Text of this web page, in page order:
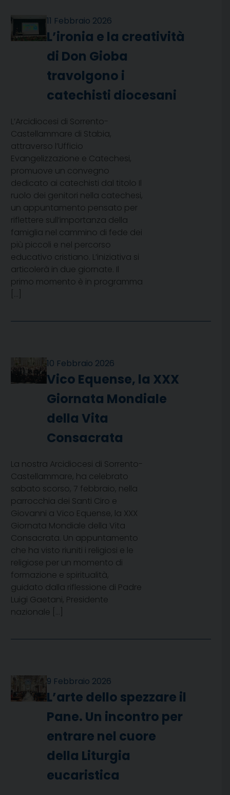
11 Febbraio 2026
L’ironia e la creatività
di Don Gioba
travolgono i
catechisti diocesani
L’Arcidiocesi di Sorrento-
Castellammare di Stabia,
attraverso l’Ufficio
Evangelizzazione e Catechesi,
promuove un convegno
dedicato ai catechisti dal titolo Il
ruolo dei genitori nella catechesi,
un appuntamento pensato per
riflettere sull’importanza della
famiglia nel cammino di fede dei
più piccoli e nel percorso
educativo cristiano. L’iniziativa si
articolerà in due giornate. Il
primo momento è in programma
[…]
10 Febbraio 2026
Vico Equense, la XXX
Giornata Mondiale
della Vita
Consacrata
La nostra Arcidiocesi di Sorrento-
Castellammare, ha celebrato
sabato scorso, 7 febbraio, nella
parrocchia dei Santi Ciro e
Giovanni a Vico Equense, la XXX
Giornata Mondiale della Vita
Consacrata. Un appuntamento
che ha visto riuniti i religiosi e le
religiose per un momento di
formazione e spiritualità,
guidato dalla riflessione di Padre
Luigi Gaetani, Presidente
nazionale […]
9 Febbraio 2026
L’arte dello spezzare il
Pane. Un incontro per
entrare nel cuore
della Liturgia
eucaristica